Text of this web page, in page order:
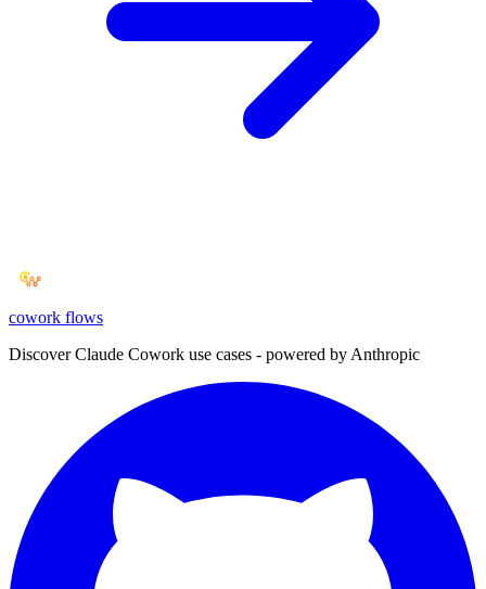
cowork flows
Discover Claude Cowork use cases - powered by Anthropic